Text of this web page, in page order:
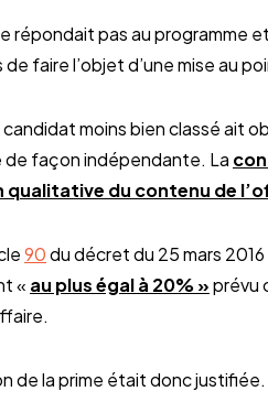
répondait pas au
faire l’objet d’une mise au
candidat moins bien classé ait
de façon indépendante. La
qualitative du contenu de
90du décret du 25 mars
« au plus égal à 20% »prévu
de la prime était donc justifiée.